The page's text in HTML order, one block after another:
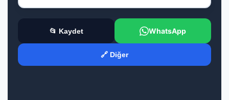
📂 Kaydet WhatsApp
🔗 Diğer